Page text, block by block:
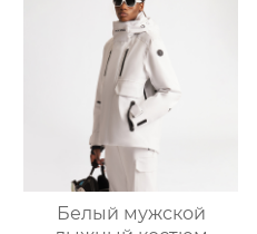
Белый мужской